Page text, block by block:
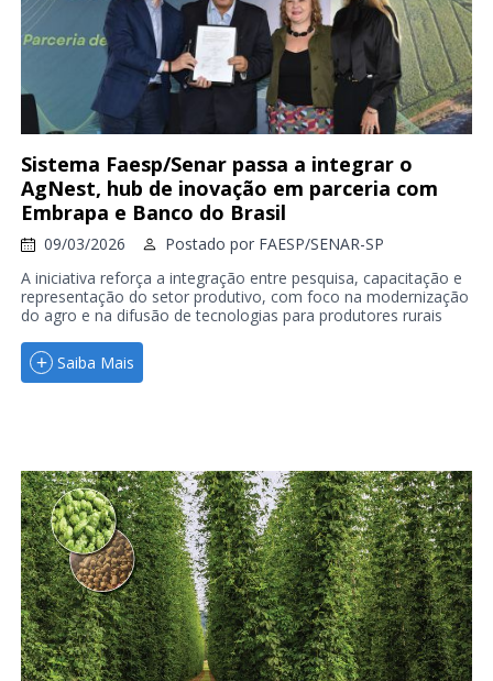
Sistema Faesp/Senar passa a integrar o
AgNest, hub de inovação em parceria com
Embrapa e Banco do Brasil
09/03/2026 Postado por FAESP/SENAR-SP
A iniciativa reforça a integração entre pesquisa, capacitação e
representação do setor produtivo, com foco na modernização
do agro e na difusão de tecnologias para produtores rurais
Saiba Mais